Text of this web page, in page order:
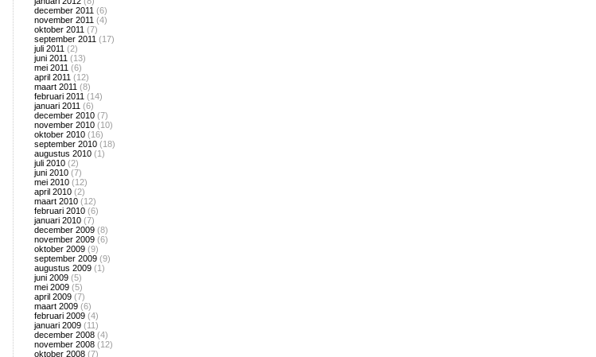
december 2011 (6)
november 2011 (4)
oktober 2011 (7)
september 2011 (17)
juli 2011 (2)
juni 2011 (13)
mei 2011 (6)
april 2011 (12)
maart 2011 (8)
februari 2011 (14)
januari 2011 (6)
december 2010 (7)
november 2010 (10)
oktober 2010 (16)
september 2010 (18)
augustus 2010 (1)
juli 2010 (2)
juni 2010 (7)
mei 2010 (12)
april 2010 (2)
maart 2010 (12)
februari 2010 (6)
januari 2010 (7)
december 2009 (8)
november 2009 (6)
oktober 2009 (9)
september 2009 (9)
augustus 2009 (1)
juni 2009 (5)
mei 2009 (5)
april 2009 (7)
maart 2009 (6)
februari 2009 (4)
januari 2009 (11)
december 2008 (4)
november 2008 (12)
oktober 2008 (7)